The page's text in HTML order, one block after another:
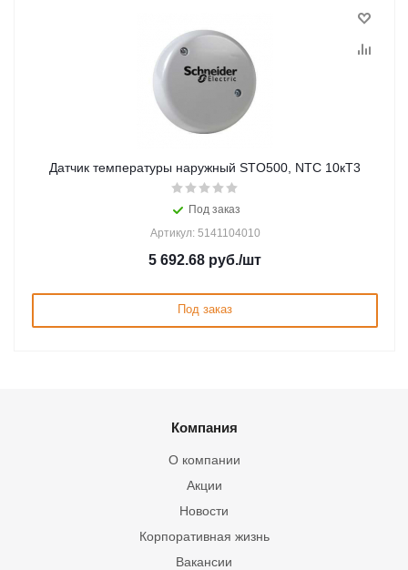
Датчик температуры наружный STO500, NTC 10кТ3
Под заказ
Артикул: 5141104010
5 692.68 руб./шт
Под заказ
Компания
О компании
Акции
Новости
Корпоративная жизнь
Вакансии